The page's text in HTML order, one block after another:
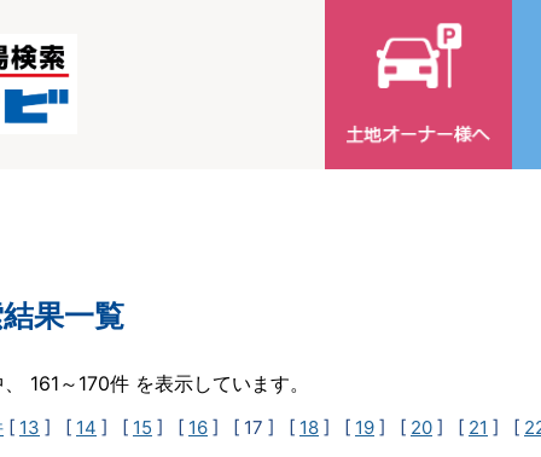
果一覧
161～170件 を表示しています。
[ 13 ] [ 14 ] [ 15 ] [ 16 ] [ 17 ] [ 18 ] [ 19 ] [ 20 ] [ 21 ] [